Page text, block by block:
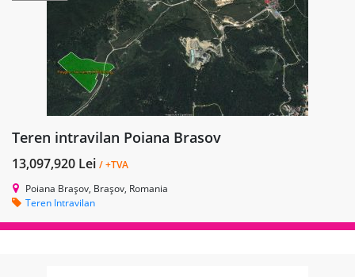
Teren intravilan Poiana Brasov
13,097,920 Lei / +TVA
Poiana Brașov, Brașov, Romania
Teren Intravilan